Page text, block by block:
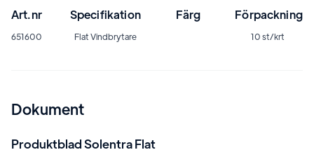
Art.nr Specifikation Färg Förpackning
651600 Flat Vindbrytare 10 st/krt
Dokument
Produktblad Solentra Flat